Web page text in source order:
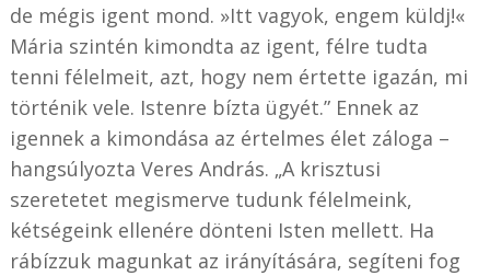
de mégis igent mond. »Itt vagyok, engem küldj!«
Mária szintén kimondta az igent, félre tudta
tenni félelmeit, azt, hogy nem értette igazán, mi
történik vele. Istenre bízta ügyét.” Ennek az
igennek a kimondása az értelmes élet záloga –
hangsúlyozta Veres András. „A krisztusi
szeretetet megismerve tudunk félelmeink,
kétségeink ellenére dönteni Isten mellett. Ha
rábízzuk magunkat az irányítására, segíteni fog